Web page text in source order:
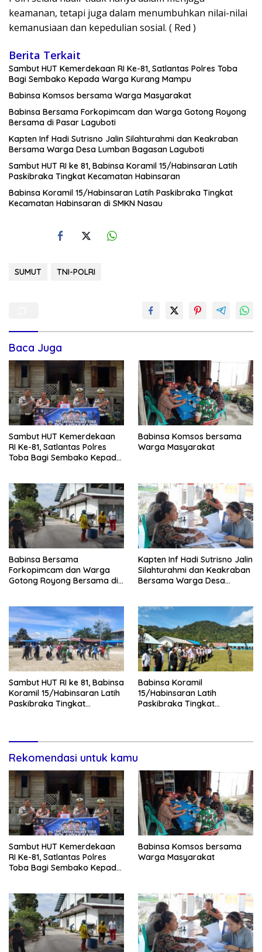
keamanan, tetapi juga dalam menumbuhkan nilai-nilai
kemanusiaan dan kepedulian sosial. ( Red )
Berita Terkait
Sambut HUT Kemerdekaan RI Ke-81, Satlantas Polres Toba
Bagi Sembako Kepada Warga Kurang Mampu
Babinsa Komsos bersama Warga Masyarakat
Babinsa Bersama Forkopimcam dan Warga Gotong Royong
Bersama di Pasar Laguboti
Kapten Inf Hadi Sutrisno Jalin Silahturahmi dan Keakraban
Bersama Warga Desa Lumban Bagasan Laguboti
Sambut HUT RI ke 81, Babinsa Koramil 15/Habinsaran Latih
Paskibraka Tingkat Kecamatan Habinsaran
Babinsa Koramil 15/Habinsaran Latih Paskibraka Tingkat
Kecamatan Habinsaran di SMKN Nasau
SUMUT TNI-POLRI
Baca Juga
Sambut HUT Kemerdekaan
RI Ke-81, Satlantas Polres
Toba Bagi Sembako Kepada
Babinsa Komsos bersama
Warga Masyarakat
Babinsa Bersama
Forkopimcam dan Warga
Gotong Royong Bersama di
Kapten Inf Hadi Sutrisno Jalin
Silahturahmi dan Keakraban
Bersama Warga Desa
Sambut HUT RI ke 81, Babinsa
Koramil 15/Habinsaran Latih
Paskibraka Tingkat
Babinsa Koramil
15/Habinsaran Latih
Paskibraka Tingkat
Rekomendasi untuk kamu
Sambut HUT Kemerdekaan
RI Ke-81, Satlantas Polres
Toba Bagi Sembako Kepada
Babinsa Komsos bersama
Warga Masyarakat